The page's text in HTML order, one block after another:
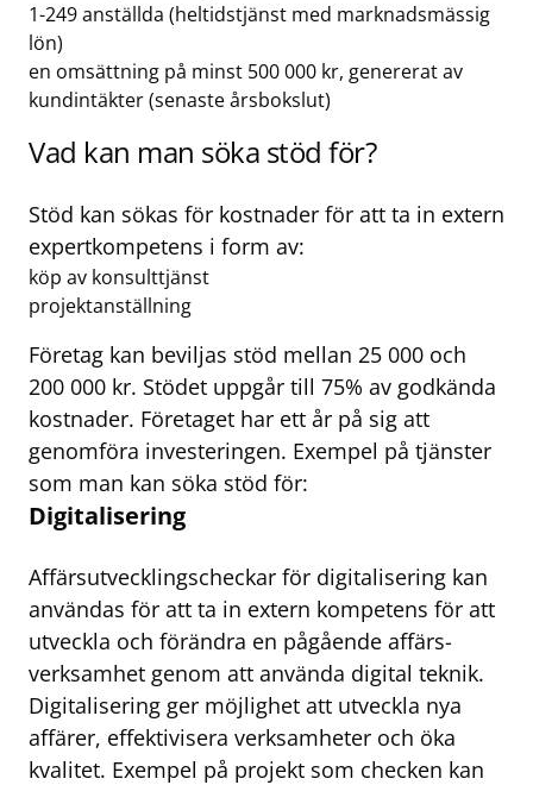
1-249 anställda (heltidstjänst med marknadsmässig
lön)
en omsättning på minst 500 000 kr, genererat av
kundintäkter (senaste årsbokslut)
Vad kan man söka stöd för?
Stöd kan sökas för kostnader för att ta in extern
expertkompetens i form av:
köp av konsulttjänst
projektanställning
Företag kan beviljas stöd mellan 25 000 och
200 000 kr. Stödet uppgår till 75% av godkända
kostnader. Företaget har ett år på sig att
genomföra investeringen. Exempel på tjänster
som man kan söka stöd för:
Digitalisering
Affärsutvecklingscheckar för digitalisering kan
användas för att ta in extern kompetens för att
utveckla och förändra en pågående affärs­
verksamhet genom att använda digital teknik.
Digitalisering ger möjlighet att utveckla nya
affärer, effektivisera verk­samheter och öka
kvalitet. Exempel på projekt som checken kan